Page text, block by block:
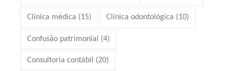
Clínica médica (15) Clínica odontológica (10)
Confusão patrimonial (4)
Consultoria contábil (20)